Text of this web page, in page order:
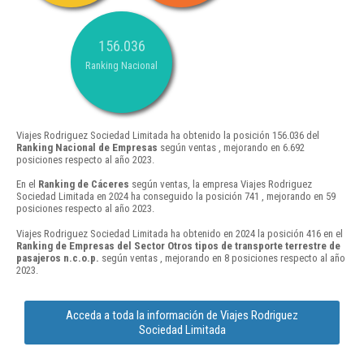
156.036
Ranking Nacional
Viajes Rodriguez Sociedad Limitada ha obtenido la posición 156.036 del
Ranking Nacional de Empresas según ventas , mejorando en 6.692
posiciones respecto al año 2023.
En el Ranking de Cáceres según ventas, la empresa Viajes Rodriguez
Sociedad Limitada en 2024 ha conseguido la posición 741 , mejorando en 59
posiciones respecto al año 2023.
Viajes Rodriguez Sociedad Limitada ha obtenido en 2024 la posición 416 en el
Ranking de Empresas del Sector Otros tipos de transporte terrestre de
pasajeros n.c.o.p. según ventas , mejorando en 8 posiciones respecto al año
2023.
Acceda a toda la información de Viajes Rodriguez
Sociedad Limitada